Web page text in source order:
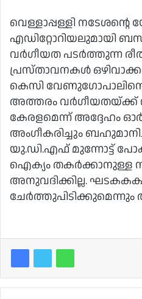
വെള്ളാപ്പള്ളി നടേശൻ്റെ
എഡിറ്റോറിയലുമായി
വർഗീയത പടർത്തുന്ന
പ്രസ്താവനകൾ
കെസി
അത്തരം വർഗീയതയ്ക്ക്
കേരളമെന്ന് അദ്ദേഹം
അംഗീകരിച്ചും
യു.ഡി.എഫ് മുന്നോട്ട്
ഐക്യം തകർക്കാനുള്ള
അനുവദിക്കില്ല.
ചേർത്തുപിടിക്കുമെന്നും